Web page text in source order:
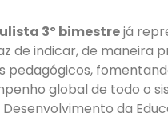
3º bimestrejá
de indicar, de maneira
pedagógicos,
global de todo o
da